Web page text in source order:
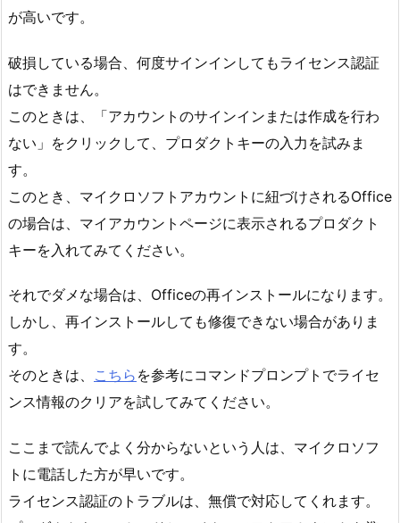
が高いです。
破損している場合、何度サインインしてもライセンス認証
はできません。
このときは、「アカウントのサインインまたは作成を行わ
ない」をクリックして、プロダクトキーの入力を試みま
す。
このとき、マイクロソフトアカウントに紐づけされるOffice
の場合は、マイアカウントページに表示されるプロダクト
キーを入れてみてください。
それでダメな場合は、Officeの再インストールになります。
しかし、再インストールしても修復できない場合がありま
す。
そのときは、 こちら を参考にコマンドプロンプトでライセ
ンス情報のクリアを試してみてください。
ここまで読んでよく分からないという人は、マイクロソフ
トに電話した方が早いです。
ライセンス認証のトラブルは、無償で対応してくれます。